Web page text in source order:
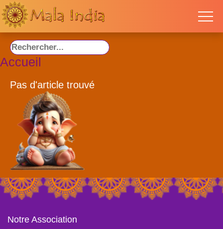
Accueil
Pas d'article trouvé
Notre Association